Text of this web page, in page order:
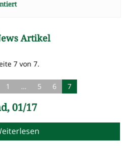
Artikel
7 von 7.
1 … 5 6 7
01/17